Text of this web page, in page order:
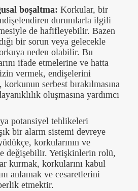
boşaltma: Korkular, bir
durumlarla ilgili
de hafifleyebilir. Bazen
bir sorun veya gelecekle
neden olabilir. Bu
ifade etmelerine ve hatta
vermek, endişelerini
serbest bırakılmasına
oluşmasına yardımcı
potansiyel tehlikeleri
bir alarm sistemi devreye
korkularının ve
değişebilir. Yetişkinlerin rolü,
kurmak, korkularını kabul
anlamak ve cesaretlerini
etmektir.